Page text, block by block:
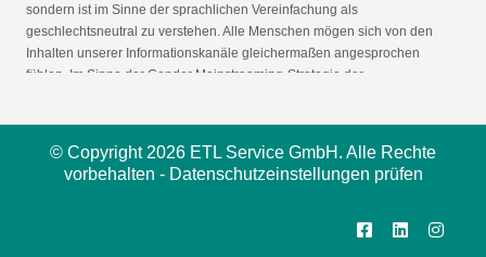
sondern ist im Sinne der sprachlichen Vereinfachung als
geschlechtsneutral zu verstehen. Alle Menschen mögen sich von den
Inhalten unserer Informationskanäle gleichermaßen angesprochen
fühlen. Im Sinne der Gender Mainstreaming-Strategie der
© Copyright 2026 ETL Service GmbH. Alle Rechte
vorbehalten - Datenschutzeinstellungen prüfen